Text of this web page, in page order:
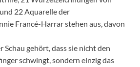
22 Aquarelle der
Francé-Harrar stehen aus, davon
Schau gehört, dass sie nicht den
schwingt, sondern einzig das